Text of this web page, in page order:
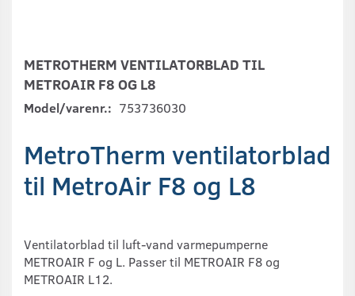
METROTHERM VENTILATORBLAD TIL
METROAIR F8 OG L8
Model/varenr.: 753736030
MetroTherm ventilatorblad
til MetroAir F8 og L8
Ventilatorblad til luft-vand varmepumperne
METROAIR F og L. Passer til METROAIR F8 og
METROAIR L12.